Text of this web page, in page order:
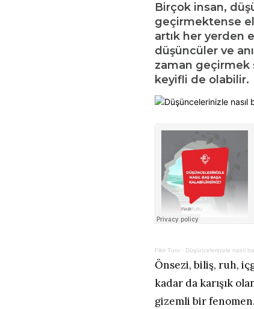
Birçok insan,
geçirmektense
artık her yerden
düşüncüler ve
zaman geçirmek
keyifli de olabilir.
Fikir Turu · Düşüncelerinizle nasıl
Önsezi, biliş, ruh,
kadar da karışık
gizemli bir